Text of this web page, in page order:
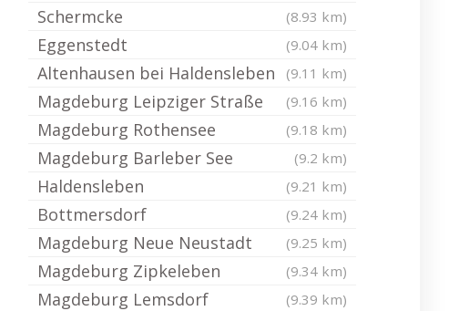
Schermcke (8.93 km)
Eggenstedt (9.04 km)
Altenhausen bei Haldensleben (9.11 km)
Magdeburg Leipziger Straße (9.16 km)
Magdeburg Rothensee (9.18 km)
Magdeburg Barleber See (9.2 km)
Haldensleben (9.21 km)
Bottmersdorf (9.24 km)
Magdeburg Neue Neustadt (9.25 km)
Magdeburg Zipkeleben (9.34 km)
Magdeburg Lemsdorf (9.39 km)